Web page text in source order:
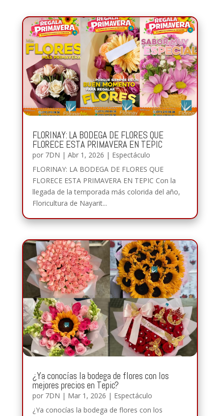
FLORINAY: LA BODEGA DE FLORES QUE
FLORECE ESTA PRIMAVERA EN TEPIC
por 7DN | Abr 1, 2026 | Espectáculo
FLORINAY: LA BODEGA DE FLORES QUE
FLORECE ESTA PRIMAVERA EN TEPIC Con la
llegada de la temporada más colorida del año,
Floricultura de Nayarit...
¿Ya conocías la bodega de flores con los
mejores precios en Tepic?
por 7DN | Mar 1, 2026 | Espectáculo
¿Ya conocías la bodega de flores con los